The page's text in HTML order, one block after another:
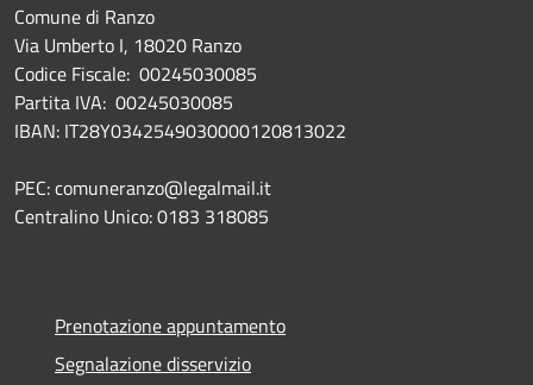
Comune di Ranzo
Via Umberto I, 18020 Ranzo
Codice Fiscale: 00245030085
Partita IVA: 00245030085
IBAN: IT28Y0342549030000120813022
PEC: comuneranzo@legalmail.it
Centralino Unico: 0183 318085
Prenotazione appuntamento
Segnalazione disservizio